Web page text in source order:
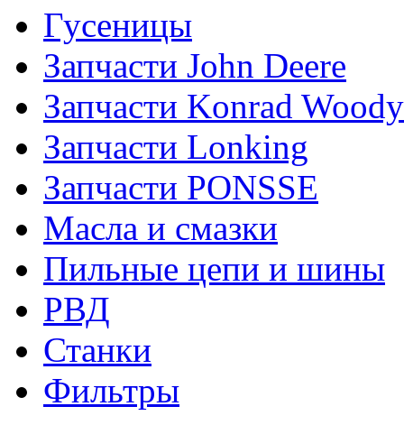
Гусеницы
Запчасти John Deere
Запчасти Konrad Woody
Запчасти Lonking
Запчасти PONSSE
Масла и смазки
Пильные цепи и шины
РВД
Станки
Фильтры